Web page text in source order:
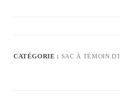
CATÉGORIE : SAC À TÉMOIN